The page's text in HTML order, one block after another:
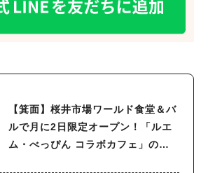
【箕面】桜井市場ワールド食堂＆バ
ルで月に2日限定オープン！「ルエ
ム・べっぴん コラボカフェ」の発